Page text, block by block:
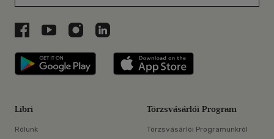
Libri a Facebookon
Libri a Youtube-on
Libri az Instagramon
Libri a LinkedInen
Libri applikáció Szerezd meg: Google
Libri
Rólunk
Törzsvásárlói Program
Törzsvásárlói Programunkról